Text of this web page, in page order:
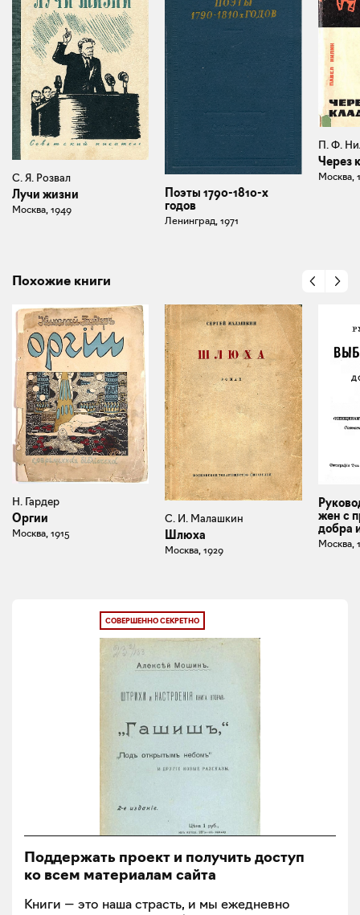
С. Я. Розвал
Лучи жизни
Москва, 1949
Поэты 1790-1810-х
годов
Ленинград, 1971
П. Ф.
Через
Москва,
Похожие книги
Н. Гардер
Оргии
Москва, 1915
С. И. Малашкин
Шлюха
Москва, 1929
жен с
добра
Москва,
СОВЕРШЕННО СЕКРЕТНО
Поддержать проект и получить доступ
ко всем материалам сайта
Книги — это наша страсть, и мы ежедневно